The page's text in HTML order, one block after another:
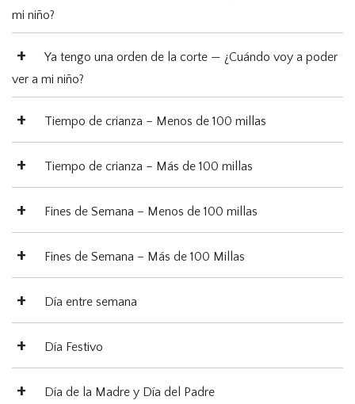
mi niño?
Ya tengo una orden de la corte — ¿Cuándo voy a poder
ver a mi niño?
Tiempo de crianza – Menos de 100 millas
Tiempo de crianza – Más de 100 millas
Fines de Semana – Menos de 100 millas
Fines de Semana – Más de 100 Millas
Día entre semana
Día Festivo
Día de la Madre y Día del Padre